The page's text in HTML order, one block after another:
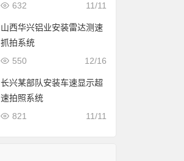
11/11
632
山西华兴铝业安装雷达测速
抓拍系统
12/16
550
长兴某部队安装车速显示超
速拍照系统
11/11
821